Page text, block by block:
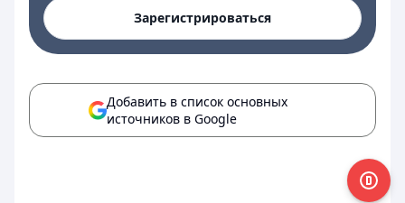
Зарегистрироваться
Добавить в список основных
источников в Google